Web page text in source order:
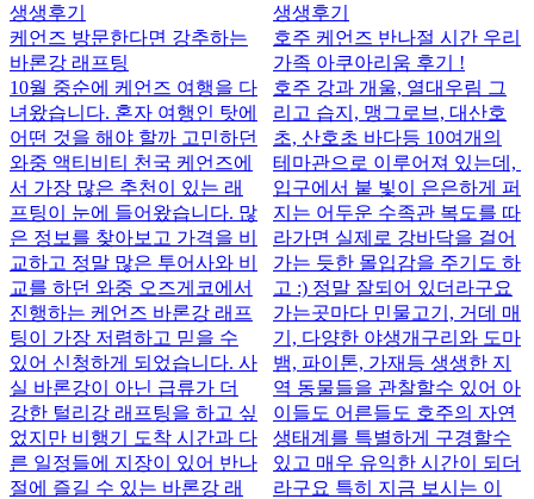
생생후기
케언즈 방문한다면 강추하는
바론강 래프팅
10월 중순에 케언즈 여행을 다
녀왔습니다. 혼자 여행인 탓에
어떤 것을 해야 할까 고민하던
와중 액티비티 천국 케언즈에
서 가장 많은 추천이 있는 래
프팅이 눈에 들어왔습니다. 많
은 정보를 찾아보고 가격을 비
교하고 정말 많은 투어사와 비
교를 하던 와중 오즈게코에서
진행하는 케언즈 바론강 래프
팅이 가장 저렴하고 믿을 수
있어 신청하게 되었습니다. 사
실 바론강이 아닌 급류가 더
강한 털리강 래프팅을 하고 싶
었지만 비행기 도착 시간과 다
른 일정들에 지장이 있어 반나
절에 즐길 수 있는 바론강 래
생생후기
호주 케언즈 반나절 시간 우리
가족 아쿠아리움 후기 !
호주 강과 개울, 열대우림 그
리고 습지, 맹그로브, 대산호
초, 산호초 바다등 10여개의
테마관으로 이루어져 있는데,
입구에서 붙 빛이 은은하게 퍼
지는 어두운 수족관 복도를 따
라가면 실제로 강바닥을 걸어
가는 듯한 몰입감을 주기도 하
고 :) ​ 정말 잘되어 있더라구요
가는곳마다 민물고기, 거데 매
기, 다양한 야생개구리와 도마
뱀, 파이톤, 가재등 생생한 지
역 동물들을 관찰할수 있어 아
이들도 어른들도 호주의 자연
생태계를 특별하게 구경할수
있고 매우 유익한 시간이 되더
라구요 특히 지금 보시는 이